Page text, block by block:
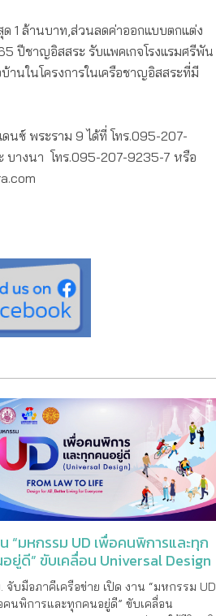
1 ล้านบาท,ส่วนลดค่าออกแบบตกแต่ง
ปีชาญอิสสระ รับแพคเกจโรงแรมศรีพัน
นในโครงการในเครือชาญอิสสระที่มี
ดนซ์ พระราม 9 ได้ที่ โทร.095-207-
บางนา โทร.095-207-9235-7 หรือ
“มหกรรม UD เพื่อคนพิการและทุก
ยู่ดี” ขับเคลื่อน Universal Design
ากกฎหมายสู่การใช้ชีวิตจริง
จับมือภาคีเครือข่าย เปิด งาน “มหกรรม UD
คนพิการและทุกคนอยู่ดี” ขับเคลื่อน